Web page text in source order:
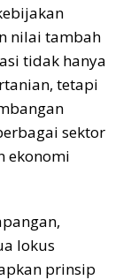
nilai tambah
tidak hanya
tetapi
sektor
ekonomi
lokus
prinsip